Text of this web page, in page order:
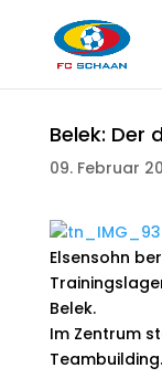
Belek: Der
09. Februar
Elsensohn
Belek.
Im Zentrum
Teambuilding.